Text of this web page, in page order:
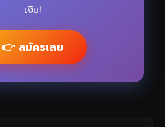
เงิน!
👉 สมัครเลย